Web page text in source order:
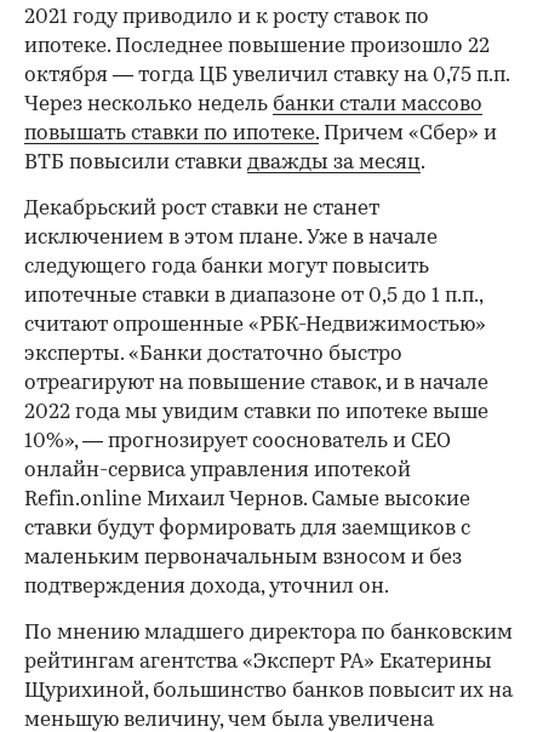
00:00
2021 году приводило и к росту ставок по
ипотеке. Последнее повышение произошло 22
октября — тогда ЦБ увеличил ставку на 0,75 п.п.
Через несколько недель банки стали массово
повышать ставки по ипотеке. Причем «Сбер» и
ВТБ повысили ставки дважды за месяц.
Декабрьский рост ставки не станет
исключением в этом плане. Уже в начале
следующего года банки могут повысить
ипотечные ставки в диапазоне от 0,5 до 1 п.п.,
считают опрошенные «РБК-Недвижимостью»
эксперты. «Банки достаточно быстро
отреагируют на повышение ставок, и в начале
2022 года мы увидим ставки по ипотеке выше
10%», — прогнозирует сооснователь и CEO
онлайн-сервиса управления ипотекой
Refin.online Михаил Чернов. Самые высокие
ставки будут формировать для заемщиков с
маленьким первоначальным взносом и без
подтверждения дохода, уточнил он.
По мнению младшего директора по банковским
рейтингам агентства «Эксперт РА» Екатерины
Щурихиной, большинство банков повысит их на
меньшую величину, чем была увеличена